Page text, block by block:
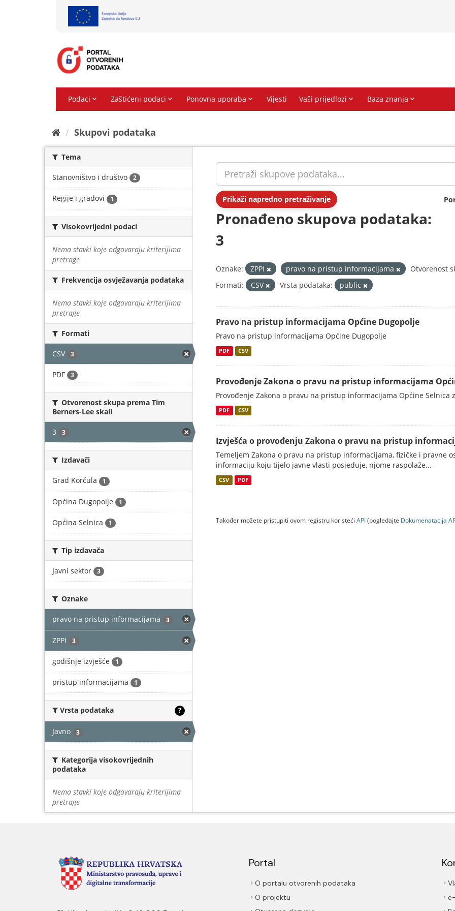
Skupovi podаtаkа
Tema
Stanovništvo i društvo 2
Regije i gradovi 1
Visokovrijedni podaci
Nema stavki koje odgovaraju kriterijima
pretrage
Frekvencija osvježavanja podataka
Nema stavki koje odgovaraju kriterijima
pretrage
Formati
CSV 3
PDF 3
Otvorenost skupa prema Tim
Berners-Lee skali
3 3
Izdavači
Grad Korčula 1
Općina Dugopolje 1
Općina Selnica 1
Tip izdavača
Javni sektor 3
Oznake
pravo na pristup informacijama 3
ZPPI 3
godišnje izvješće 1
pristup informacijama 1
Vrsta podataka ?
Javno 3
Kategorija visokovrijednih
podataka
Nema stavki koje odgovaraju kriterijima
pretrage
Prikaži napredno pretraživanje
Pronađeno skupova podataka:
3
Oznake: ZPPI pravo na pristup informacijama Otvorenost
Formati:
CSV Vrsta podataka: public
Pravo na pristup informacijama Općine Dugopolje
Pravo na pristup informacijama Općine Dugopolje
PDF CSV
Provođenje Zakona o pravu na pristup informacijama
Provođenje Zakona o pravu na pristup informacijama Općine Selnica
PDF CSV
Izvješća o provođenju Zakona o pravu na pristup
Temeljem Zakona o pravu na pristup informacijama, fizičke i pravne
informaciju koju tijelo javne vlasti posjeduje, njome raspolaže...
CSV PDF
Također možete pristupiti ovom registru koristeći API(pogledajte Dokumenаtаcijа